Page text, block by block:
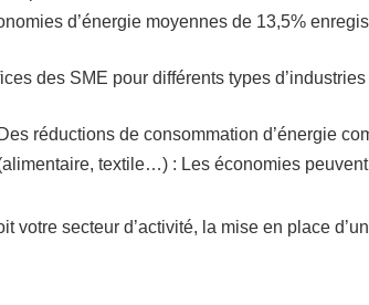
d’énergie moyennes de 13,5%
des SME pour différents types d’industries
réductions de consommation d’énergie
textile…) : Les économies peuvent
votre secteur d’activité, la mise en place